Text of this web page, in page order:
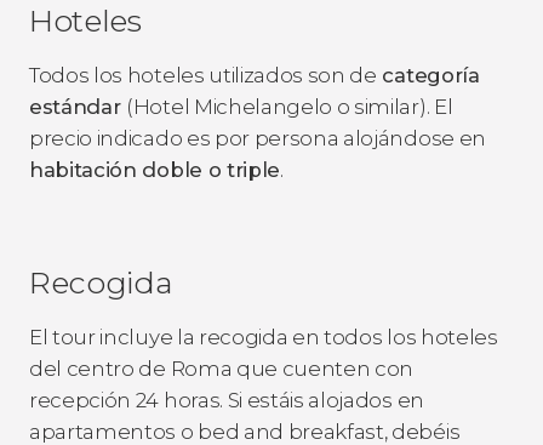
Hoteles
Todos los hoteles utilizados son de categoría
estándar (Hotel Michelangelo o similar). El
precio indicado es por persona alojándose en
habitación doble o triple.
Recogida
El tour incluye la recogida en todos los hoteles
del centro de Roma que cuenten con
recepción 24 horas. Si estáis alojados en
apartamentos o bed and breakfast, debéis